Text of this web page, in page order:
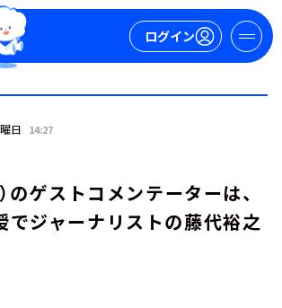
ログイン
日 14:27
のゲストコメンテーターは、
でジャーナリストの藤代裕之